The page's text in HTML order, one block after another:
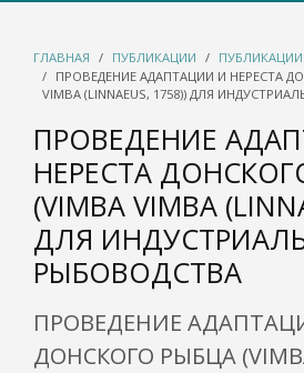
ГЛАВНАЯ ПУБЛИКАЦИИ
ПУБЛИКАЦИИ
ПРОВЕДЕНИЕ АДАПТАЦИИ И НЕРЕСТА
VIMBA (LINNAEUS, 1758)) ДЛЯ
ПРОВЕДЕНИЕ
НЕРЕСТА
(VIMBA VIMBA
ДЛЯ
РЫБОВОДСТВА
ПРОВЕДЕНИЕ
ДОНСКОГО РЫБЦА